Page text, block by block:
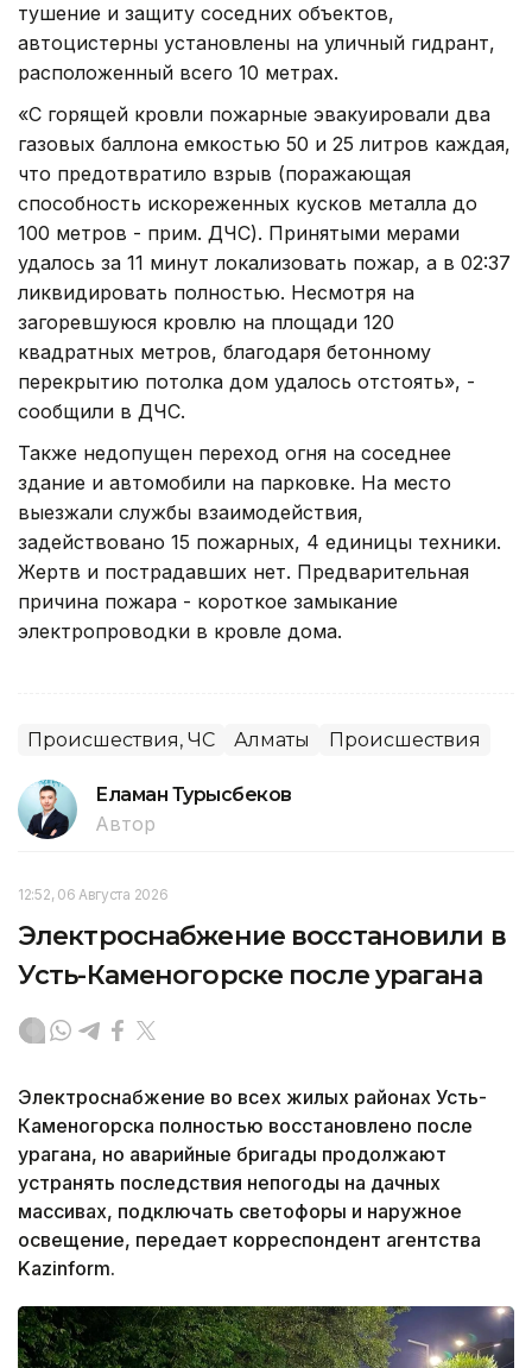
тушение и защиту соседних объектов,
автоцистерны установлены на уличный гидрант,
расположенный всего 10 метрах.
«С горящей кровли пожарные эвакуировали два
газовых баллона емкостью 50 и 25 литров каждая,
что предотвратило взрыв (поражающая
способность искореженных кусков металла до
100 метров - прим. ДЧС). Принятыми мерами
удалось за 11 минут локализовать пожар, а в 02:37
ликвидировать полностью. Несмотря на
загоревшуюся кровлю на площади 120
квадратных метров, благодаря бетонному
перекрытию потолка дом удалось отстоять», -
сообщили в ДЧС.
Также недопущен переход огня на соседнее
здание и автомобили на парковке. На место
выезжали службы взаимодействия,
задействовано 15 пожарных, 4 единицы техники.
Жертв и пострадавших нет. Предварительная
причина пожара - короткое замыкание
электропроводки в кровле дома.
Происшествия, ЧС Алматы Происшествия
Еламан Турысбеков
Автор
12:52, 06 Августа 2026
Электроснабжение восстановили в
Усть-Каменогорске после урагана
Электроснабжение во всех жилых районах Усть-
Каменогорска полностью восстановлено после
урагана, но аварийные бригады продолжают
устранять последствия непогоды на дачных
массивах, подключать светофоры и наружное
освещение, передает корреспондент агентства
Kazinform.